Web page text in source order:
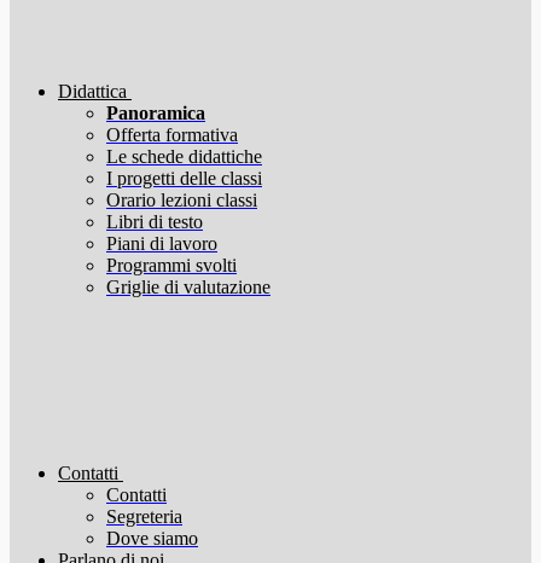
Didattica
Panoramica
Offerta formativa
Le schede didattiche
I progetti delle classi
Orario lezioni classi
Libri di testo
Piani di lavoro
Programmi svolti
Griglie di valutazione
Contatti
Contatti
Segreteria
Dove siamo